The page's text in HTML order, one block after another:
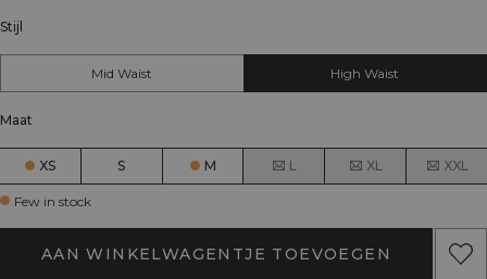
Stijl
Mid Waist High Waist
Maat
XS S M L XL XXL
Few in stock
AAN WINKELWAGENTJE TOEVOEGEN